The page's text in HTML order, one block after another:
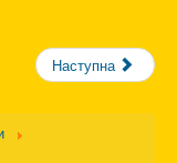
Наступна